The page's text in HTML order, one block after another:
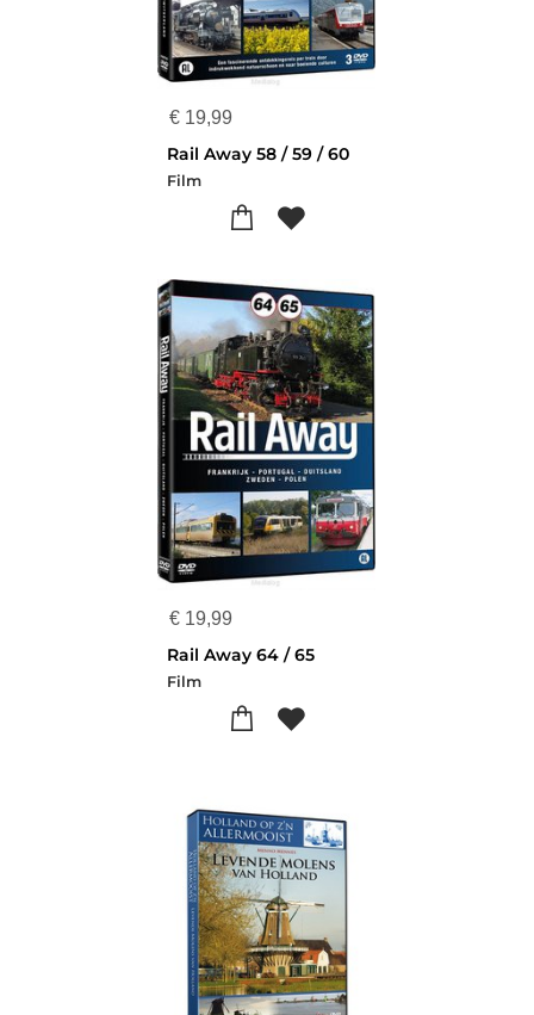
€ 19,99
Rail Away 58 / 59 / 60
Film
€ 19,99
Rail Away 64 / 65
Film